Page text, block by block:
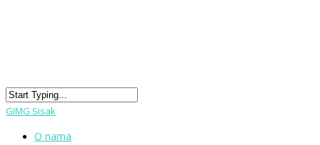
GIMG Sisak
O nama